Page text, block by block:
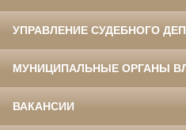
УПРАВЛЕНИЕ СУДЕБНОГО
МУНИЦИПАЛЬНЫЕ ОРГАНЫ
ВАКАНСИИ